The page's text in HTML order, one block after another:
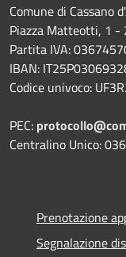
Comune di Cassano
Piazza Matteotti, 1 -
Partita IVA:
IBAN:
Codice univoco:
PEC:
Centralino Unico:
Prenotazione
Segnalazione